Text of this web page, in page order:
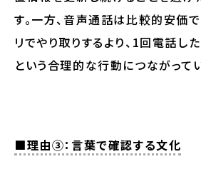
す。一方、音声通話は比較的安価
リでやり取りするより、1回電話し
という合理的な行動につながって
■理由③：言葉で確認する文化